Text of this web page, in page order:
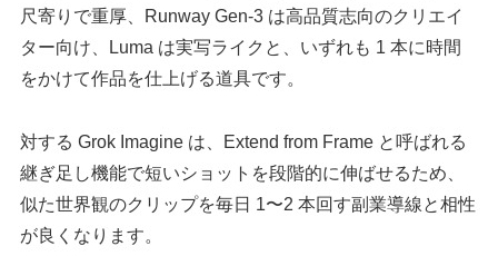
尺寄りで重厚、Runway Gen-3 は高品質志向のクリエイ
ター向け、Luma は実写ライクと、いずれも 1 本に時間
をかけて作品を仕上げる道具です。
対する Grok Imagine は、Extend from Frame と呼ばれる
継ぎ足し機能で短いショットを段階的に伸ばせるため、
似た世界観のクリップを毎日 1〜2 本回す副業導線と相性
が良くなります。